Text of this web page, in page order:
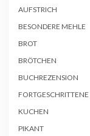
AUFSTRICH
BESONDERE MEHLE
BROT
BRÖTCHEN
BUCHREZENSION
FORTGESCHRITTENE
KUCHEN
PIKANT